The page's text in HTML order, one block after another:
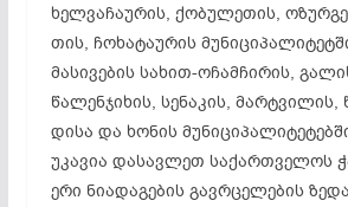
ხელ­ვა­ჩა­ურ­ის, ქობუ­­ლე­თის,
თის, ჩო­ხა­ტა­ურ­ის
მა­სი­ვე­ბის სა­ხით-ოჩ­ამ­ჩი­რის,
წა­ლენ­ჯი­ხის, სე­ნა­კის,
დი­სა და ხო­ნის
უკ­ავ­ია და­სავ­ლეთ სა­ქარ­თვე­ლოს
ე­რი ნი­ად­აგ­ებ­ის გავრ­ცე­ლე­ბის